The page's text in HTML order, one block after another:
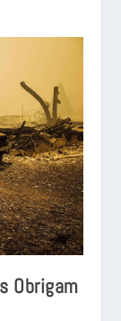
Obrigam